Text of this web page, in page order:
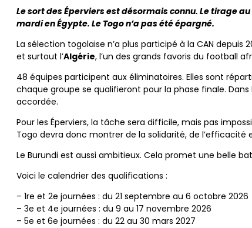
Le sort des Éperviers est désormais connu. Le tirage
mardi en Égypte. Le Togo n’a pas été épargné.
La sélection togolaise n’a plus participé à la CAN depuis
et surtout l’Algérie, l’un des grands favoris du football
48 équipes participent aux éliminatoires. Elles sont
chaque groupe se qualifieront pour la phase finale.
accordée.
Pour les Éperviers, la tâche sera difficile, mais pas
Togo devra donc montrer de la solidarité, de l’efficacité
Le Burundi est aussi ambitieux. Cela promet une belle
Voici le calendrier des qualifications :
– 1re et 2e journées : du 21 septembre au 6 octobre 2026
– 3e et 4e journées : du 9 au 17 novembre 2026
– 5e et 6e journées : du 22 au 30 mars 2027